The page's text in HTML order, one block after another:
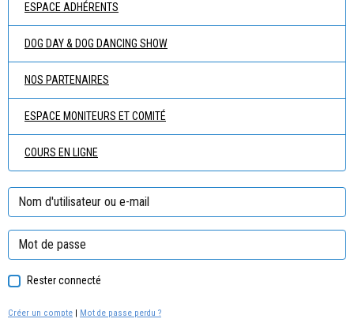
ESPACE ADHÉRENTS
DOG DAY & DOG DANCING SHOW
NOS PARTENAIRES
ESPACE MONITEURS ET COMITÉ
COURS EN LIGNE
Rester connecté
Créer un compte Mot de passe perdu ?